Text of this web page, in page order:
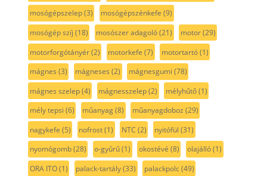
mosógépszelep(3) mosógépszénkefe (9)
mosógép szíj (18) mosószer adagoló(21) motor(29)
motorforgótányér(2) motorkefe (7) motortartó(1)
mágnes (3) mágneses (2) mágnesgumi (78)
mágnes szelep(4) mágnesszelep(2) mélyhűtő(1)
mély tepsi (6) műanyag(8) műanyagdoboz (29)
nagykefe (5) nofrost(1) NTC (2) nyitófül (31)
nyomógomb(28) o-gyűrű(1) okostévé (8) olajálló(1)
ORA ITO(1) palack-tartály(33) palackpolc(49)